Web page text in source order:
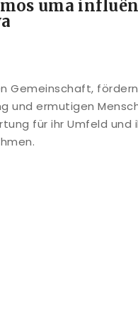
uma
Gemeinschaft, fördern
und ermutigen
für ihr Umfeld und